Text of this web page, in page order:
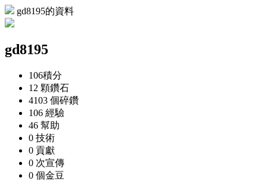
gd8195的資料
gd8195
106積分
12 顆鑽石
4103 個碎鑽
106 經驗
46 幫助
0 技術
0 貢獻
0 次宣傳
0 個金豆